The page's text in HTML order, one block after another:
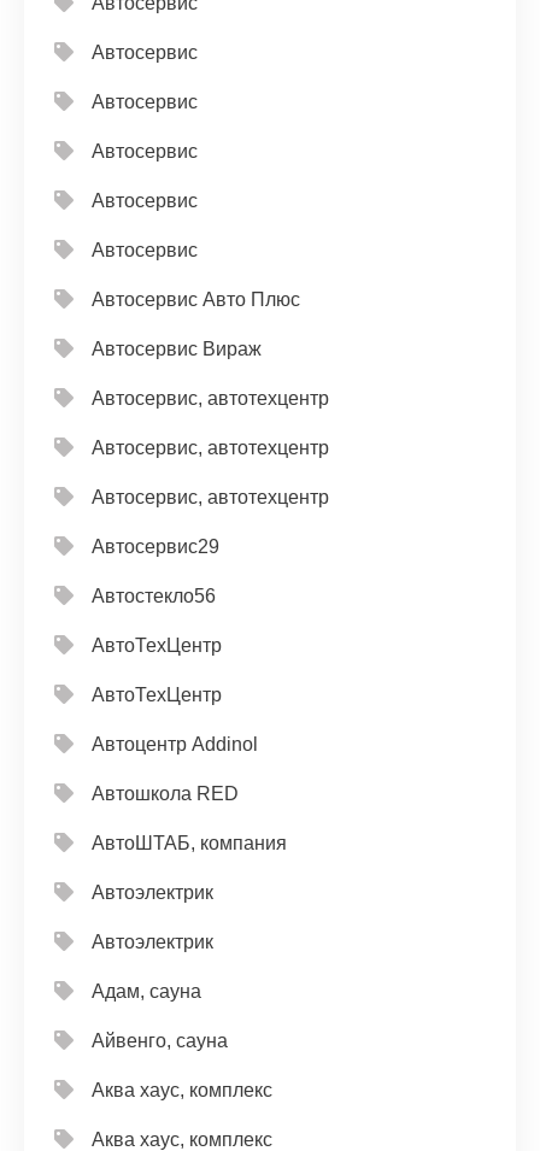
Автосервис
Автосервис
Автосервис
Автосервис
Автосервис
Автосервис Авто Плюс
Автосервис Вираж
Автосервис, автотехцентр
Автосервис, автотехцентр
Автосервис, автотехцентр
Автосервис29
Автостекло56
АвтоТехЦентр
АвтоТехЦентр
Автоцентр Addinol
Автошкола RED
АвтоШТАБ, компания
Автоэлектрик
Автоэлектрик
Адам, сауна
Айвенго, сауна
Аква хаус, комплекс
Аква хаус, комплекс